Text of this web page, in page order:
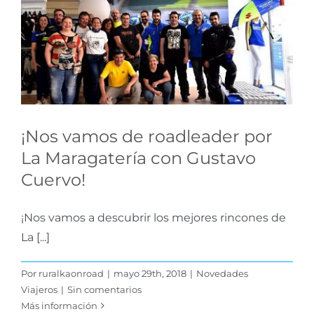
roadleader por La
Maragatería con
Gustavo Cuervo!
Novedades Viajeros
¡Nos vamos de roadleader por
La Maragatería con Gustavo
Cuervo!
¡Nos vamos a descubrir los mejores rincones de
La [...]
Por ruralkaonroad | mayo 29th, 2018 | Novedades
Viajeros | Sin comentarios
Más información